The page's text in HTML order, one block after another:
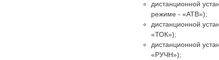
дистанционной
режиме - «АТВ»);
дистанционной
«ТОК»);
дистанционной
«РУЧН»);